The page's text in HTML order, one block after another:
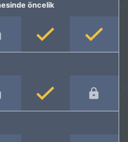
öncelik